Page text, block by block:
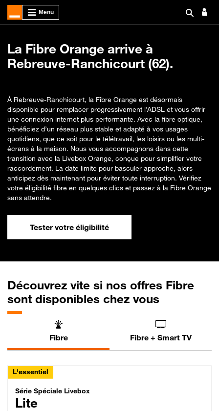
La Fibre Orange arrive à
Rebreuve-Ranchicourt (62).
À Rebreuve-Ranchicourt, la Fibre Orange est désormais
disponible pour remplacer progressivement l’ADSL et vous offrir
une connexion internet plus performante. Avec la fibre optique,
bénéficiez d’un réseau plus stable et adapté à vos usages
quotidiens, que ce soit pour le télétravail, les loisirs ou les multi-
écrans à la maison. Nous vous accompagnons dans cette
transition avec la Livebox Orange, conçue pour simplifier votre
raccordement. La date limite pour basculer approche, alors
anticipez dès maintenant pour éviter toute interruption. Vérifiez
votre éligibilité fibre en quelques clics et passez à la Fibre Orange
sans attendre.
Tester votre éligibilité
Découvrez vite si nos offres Fibre
sont disponibles chez vous
Fibre Fibre + Smart TV
L'essentiel
Série Spéciale Livebox Lite Fibre
Série Spéciale Livebox
Lite